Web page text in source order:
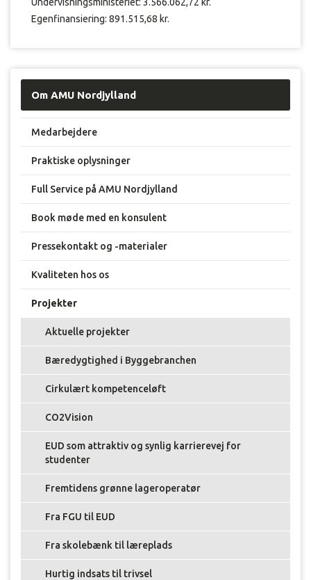
Egenfinansiering: 891.515,68 kr.
Om AMU Nordjylland
Medarbejdere
Praktiske oplysninger
Full Service på AMU Nordjylland
Book møde med en konsulent
Pressekontakt og -materialer
Kvaliteten hos os
Projekter
Aktuelle projekter
Bæredygtighed i Byggebranchen
Cirkulært kompetenceløft
CO2Vision
EUD som attraktiv og synlig karrierevej for
studenter
Fremtidens grønne lageroperatør
Fra FGU til EUD
Fra skolebænk til læreplads
Hurtig indsats til trivsel